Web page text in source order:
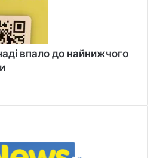
впало до найнижчого